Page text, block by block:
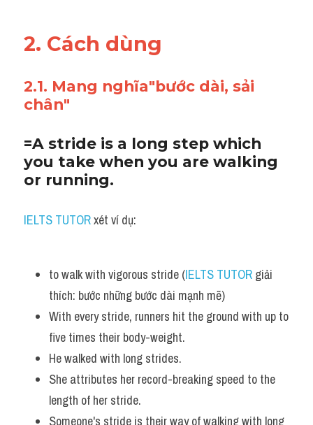
2. Cách dùng
2.1. Mang nghĩa"bước dài, sải
chân"
=A stride is a long step which
you take when you are walking
or running.
IELTS TUTOR xét ví dụ:
to walk with vigorous stride (IELTS TUTOR giải
thích: bước những bước dài mạnh mẽ)
With every stride, runners hit the ground with up to
five times their body-weight.
He walked with long strides.
She attributes her record-breaking speed to the
length of her stride.
Someone's stride is their way of walking with long